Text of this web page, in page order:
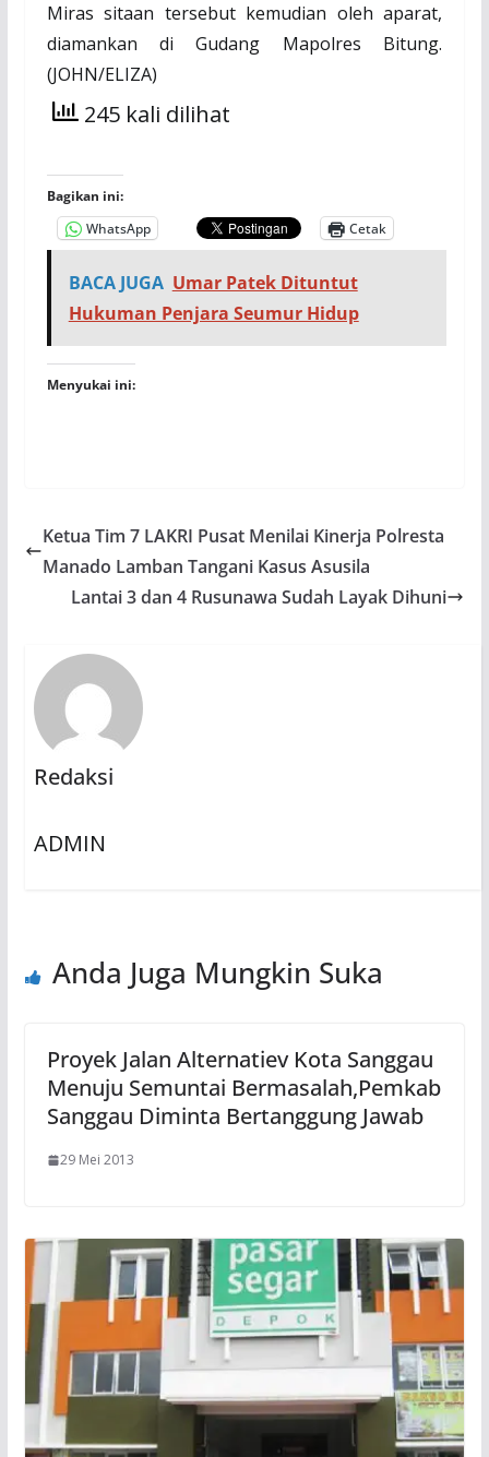
Miras sitaan tersebut kemudian oleh aparat,
diamankan di Gudang Mapolres Bitung.
(JOHN/ELIZA)
245 kali dilihat
Bagikan ini:
WhatsApp
Cetak
BACA JUGA Umar Patek Dituntut
Hukuman Penjara Seumur Hidup
Menyukai ini:
Ketua Tim 7 LAKRI Pusat Menilai Kinerja Polresta
Manado Lamban Tangani Kasus Asusila
Lantai 3 dan 4 Rusunawa Sudah Layak Dihuni
Redaksi
ADMIN
Anda Juga Mungkin Suka
Proyek Jalan Alternatiev Kota Sanggau
Menuju Semuntai Bermasalah,Pemkab
Sanggau Diminta Bertanggung Jawab
29 Mei 2013